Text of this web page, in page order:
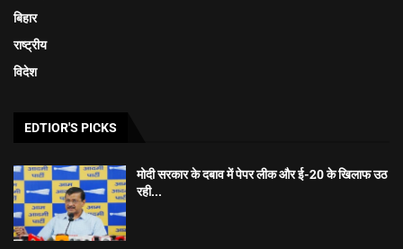
बिहार
राष्ट्रीय
विदेश
EDTIOR'S PICKS
मोदी सरकार के दबाव में पेपर लीक और ई-20 के खिलाफ उठ
रही...